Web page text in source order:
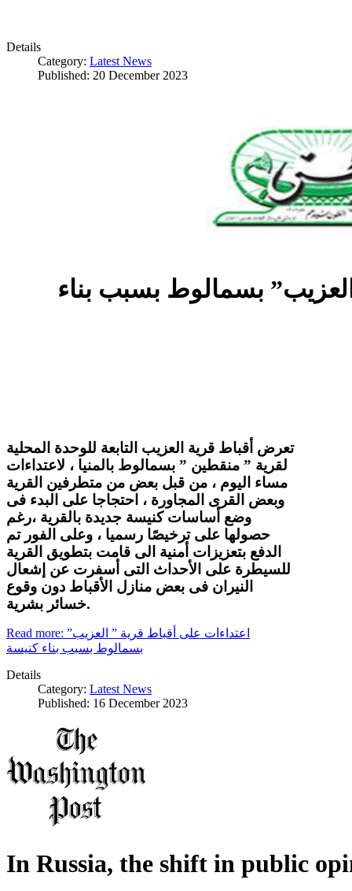
Details
Category: Latest News
Published: 20 December 2023
بسمالوط بسبب بناء
تعرض أقباط قرية العزيب التابعة للوحدة المحلية
لقرية ” منقطين ” بسمالوط بالمنيا ، لاعتداءات
مساء اليوم ، من قبل بعض من متطرفين القرية
وبعض القرى المجاورة ، احتجاجا على البدء فى
وضع أساسات كنيسة جديدة بالقرية ،رغم
حصولها على ترخيصًا رسميا ، وعلى الفور تم
الدفع بتعزيزات أمنية الى قامت بتطويق القرية
للسيطرة على الأحداث التى أسفرت عن إشعال
النيران فى بعض منازل الأقباط دون وقوع
خسائر بشرية.
Read more: اعتداءات على أقباط قرية ” العزيب”
بسمالوط بسبب بناء كنيسة
Details
Category: Latest News
Published: 16 December 2023
In Russia, the shift in public